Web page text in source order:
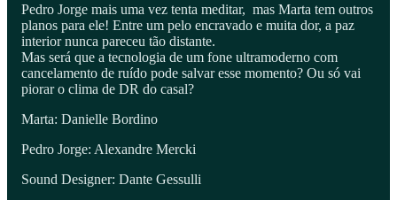
Pedro Jorge mais uma vez tenta meditar, mas Marta tem outros
planos para ele! Entre um pelo encravado e muita dor, a paz
interior nunca pareceu tão distante.
Mas será que a tecnologia de um fone ultramoderno com
cancelamento de ruído pode salvar esse momento? Ou só vai
piorar o clima de DR do casal?
Marta: Danielle Bordino
Pedro Jorge: Alexandre Mercki
Sound Designer: Dante Gessulli